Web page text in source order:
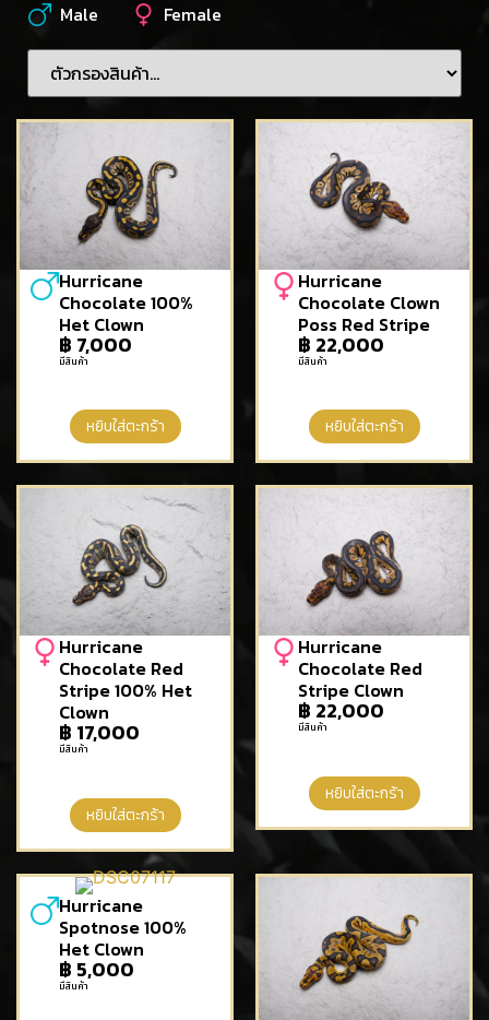
Male Female
Hurricane
Chocolate 100%
Het Clown
฿ 7,000
มีสินค้า
หยิบใส่ตะกร้า
Hurricane
Chocolate Clown
Poss Red Stripe
฿ 22,000
มีสินค้า
หยิบใส่ตะกร้า
Hurricane
Chocolate Red
Stripe 100% Het
Clown
฿ 17,000
มีสินค้า
หยิบใส่ตะกร้า
Hurricane
Chocolate Red
Stripe Clown
฿ 22,000
มีสินค้า
หยิบใส่ตะกร้า
Hurricane
Spotnose 100%
Het Clown
฿ 5,000
มีสินค้า